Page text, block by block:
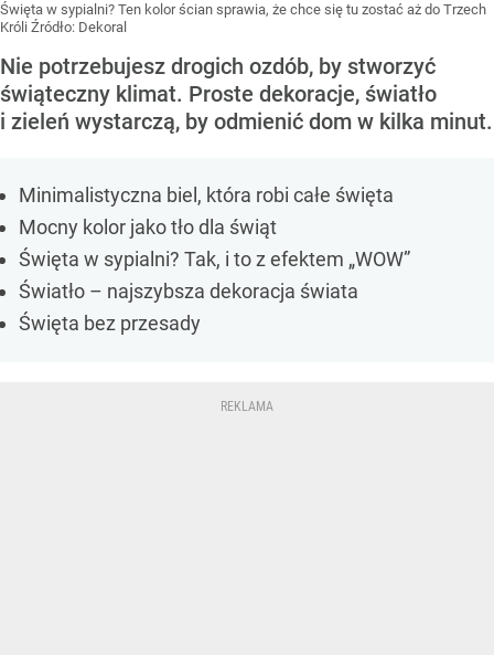
Święta w sypialni? Ten kolor ścian sprawia, że chce się tu zostać aż do Trzech
Króli Źródło: Dekoral
Nie potrzebujesz drogich ozdób, by stworzyć
świąteczny klimat. Proste dekoracje, światło
i zieleń wystarczą, by odmienić dom w kilka minut.
Minimalistyczna biel, która robi całe święta
Mocny kolor jako tło dla świąt
Święta w sypialni? Tak, i to z efektem „WOW”
Światło – najszybsza dekoracja świata
Święta bez przesady